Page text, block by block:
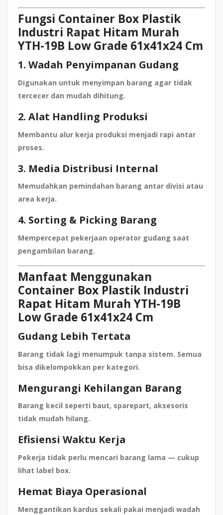
Fungsi Container Box Plastik
Industri Rapat Hitam Murah
YTH-19B Low Grade 61x41x24 Cm
1. Wadah Penyimpanan Gudang
Digunakan untuk menyimpan barang agar tidak
tercecer dan mudah dihitung.
2. Alat Handling Produksi
Membantu alur kerja produksi menjadi rapi antar
proses.
3. Media Distribusi Internal
Memudahkan pemindahan barang antar divisi atau
area kerja.
4. Sorting & Picking Barang
Mempercepat pekerjaan operator gudang saat
pengambilan barang.
Manfaat Menggunakan
Container Box Plastik Industri
Rapat Hitam Murah YTH-19B
Low Grade 61x41x24 Cm
Gudang Lebih Tertata
Barang tidak lagi menumpuk tanpa sistem. Semua
bisa dikelompokkan per kategori.
Mengurangi Kehilangan Barang
Barang kecil seperti baut, sparepart, aksesoris
tidak mudah hilang.
Efisiensi Waktu Kerja
Pekerja tidak perlu mencari barang lama — cukup
lihat label box.
Hemat Biaya Operasional
Menggantikan kardus sekali pakai menjadi wadah